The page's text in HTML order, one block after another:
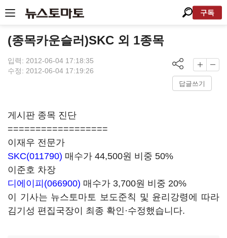
구독
(종목카운슬러)SKC 외 1종목
입력: 2012-06-04 17:18:35
수정: 2012-06-04 17:19:26
답글쓰기
게시판 종목 진단
==================
이재우 전문가
SKC(011790) 매수가 44,500원 비중 50%
이준호 차장
디에이피(066900) 매수가 3,700원 비중 20%
이 기사는 뉴스토마토 보도준칙 및 윤리강령에 따라
김기성 편집국장이 최종 확인·수정했습니다.